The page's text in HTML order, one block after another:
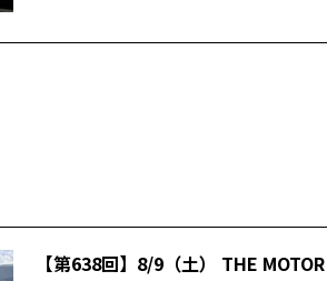
【第638回】8/9（土） THE